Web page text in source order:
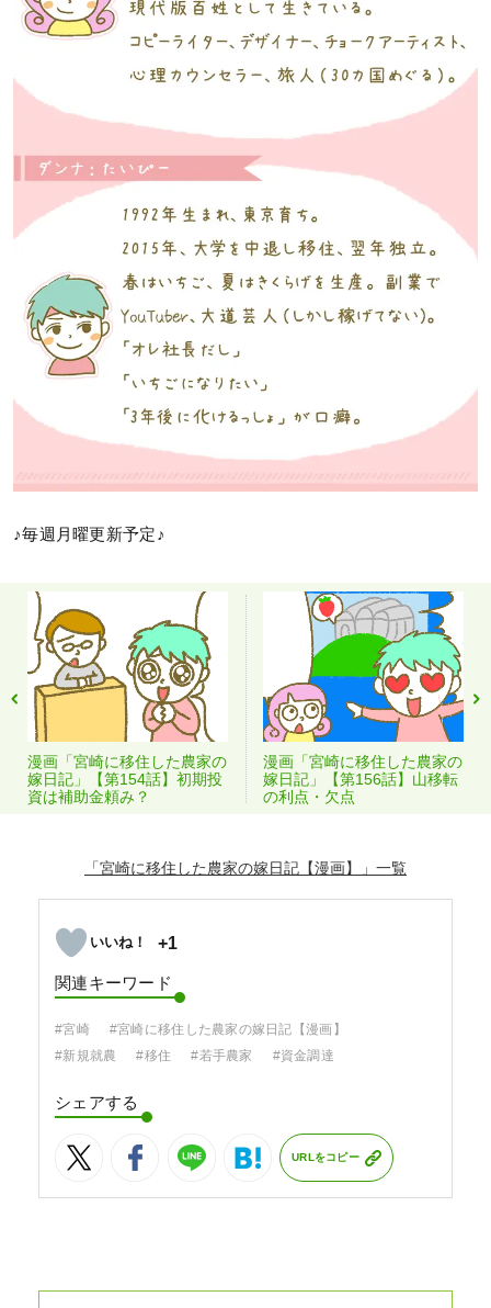
♪毎週月曜更新予定♪
漫画「宮崎に移住した農家の
嫁日記」【第154話】初期投
資は補助金頼み？
漫画「宮崎に移住した農家の
嫁日記」【第156話】山移転
の利点・欠点
「宮崎に移住した農家の嫁日記【漫画】」
+1
関連キーワード
#宮崎
#宮崎に移住した農家の嫁日記【漫画】
#新規就農
#移住 #若手農家 #資金調達
シェアする
URLをコピー